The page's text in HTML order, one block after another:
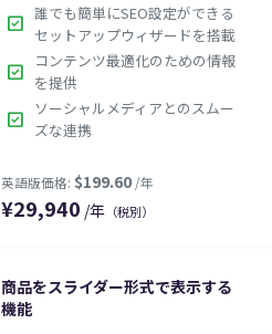
英語版価格:$49.00/年
check_box 誰でも簡単にSEO設定ができる
セットアップウィザードを搭載
check_box
コンテンツ最適化のための情報
を提供
check_box ソーシャルメディアとのスムー
ズな連携
¥29,940 /年 （税別）
商品をスライダー形式で表示する
機能